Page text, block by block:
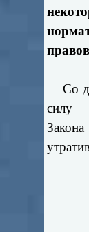
Со
силу